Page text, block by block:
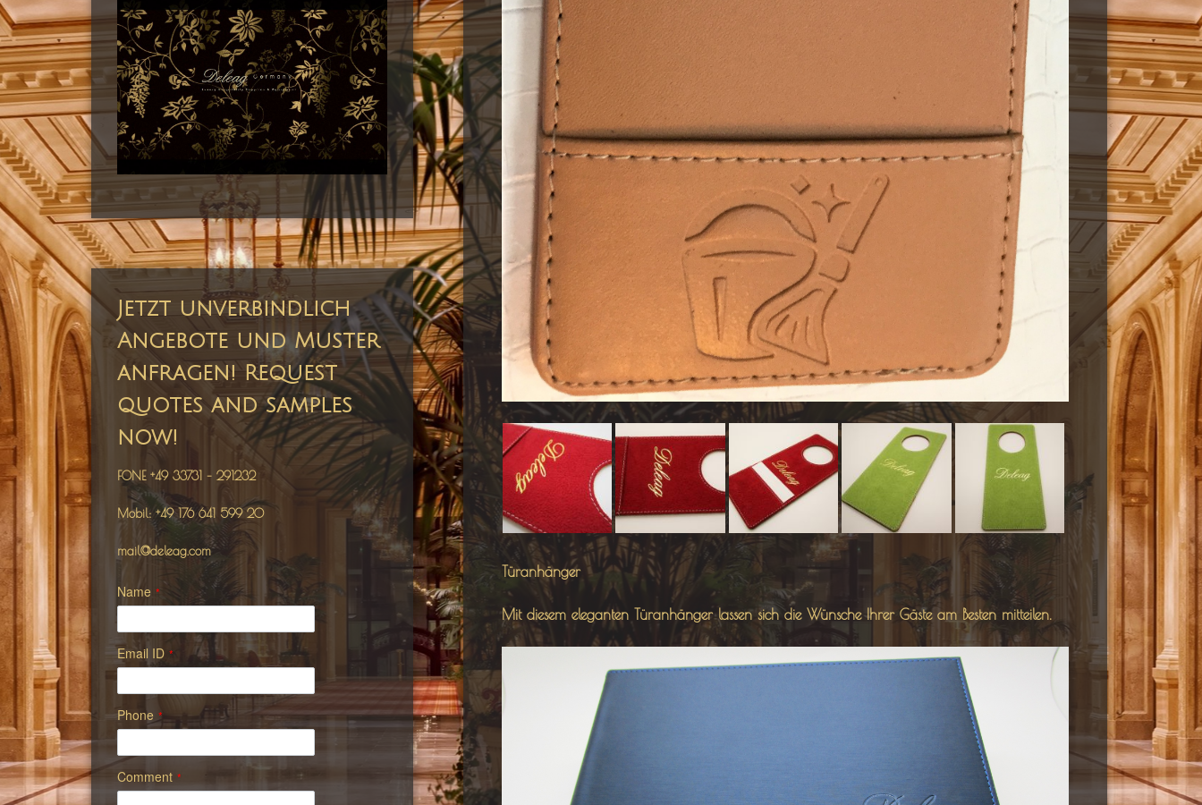
Türanhänger
Mit diesem eleganten Türanhänger lassen sich die Wünsche Ihrer Gäste am Besten mitteilen.
Jetzt unverbindlich
Angebote und Muster
anfragen! Request
quotes and samples
now!
FONE +49 33731 – 291232
Mobil: +49 176 641 599 20
mail@deleag.com
Name *
Email ID *
Phone *
Comment *